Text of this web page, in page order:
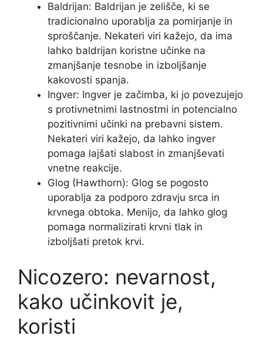
Baldrijan: Baldrijan je zelišče, ki se
tradicionalno uporablja za pomirjanje in
sproščanje. Nekateri viri kažejo, da ima
lahko baldrijan koristne učinke na
zmanjšanje tesnobe in izboljšanje
kakovosti spanja.
Ingver: Ingver je začimba, ki jo povezujejo
s protivnetnimi lastnostmi in potencialno
pozitivnimi učinki na prebavni sistem.
Nekateri viri kažejo, da lahko ingver
pomaga lajšati slabost in zmanjševati
vnetne reakcije.
Glog (Hawthorn): Glog se pogosto
uporablja za podporo zdravju srca in
krvnega obtoka. Menijo, da lahko glog
pomaga normalizirati krvni tlak in
izboljšati pretok krvi.
Nicozero: nevarnost,
kako učinkovit je,
koristi